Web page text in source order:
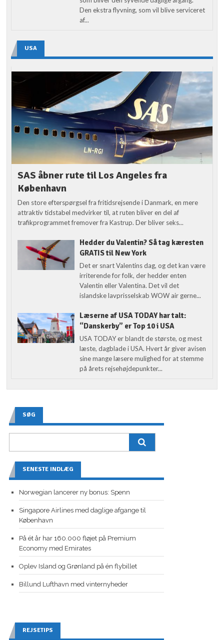
Den ekstra flyvning, som vil blive serviceret
af...
USA
SAS åbner rute til Los Angeles fra
København
Den store efterspørgsel fra fritidsrejsende i Danmark, en mere
attraktiv tidstabel medvirker til, at ruten bliver en del af
trafikprogrammet fremover fra Kastrup. Der bliver seks...
Hedder du Valentin? Så tag kæresten
GRATIS til New York
Det er snart Valentins dag, og det kan være
irriterende for folk, der hedder enten
Valentin eller Valentina. Det vil det
islandske lavprisselskab WOW air gerne...
Læserne af USA TODAY har talt:
“Danskerby” er Top 10 i USA
USA TODAY er blandt de største, og mest
læste, dagblade i USA. Hvert år giver avisen
sine mange læsere mulighed for at stemme
på årets rejsehøjdepunkter...
SØG
SENESTE INDLÆG
Norwegian lancerer ny bonus: Spenn
Singapore Airlines med daglige afgange til
København
På ét år har 160.000 fløjet på Premium
Economy med Emirates
Oplev Island og Grønland på én flybillet
Billund Lufthavn med vinternyheder
REJSETIPS